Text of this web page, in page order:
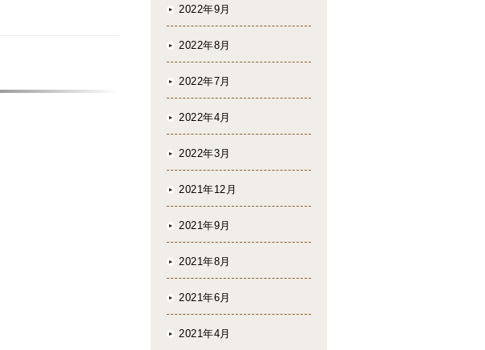
2022年9月
2022年8月
2022年7月
2022年4月
2022年3月
2021年12月
2021年9月
2021年8月
2021年6月
2021年4月